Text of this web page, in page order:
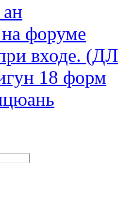
форуме
входе.
18 форм